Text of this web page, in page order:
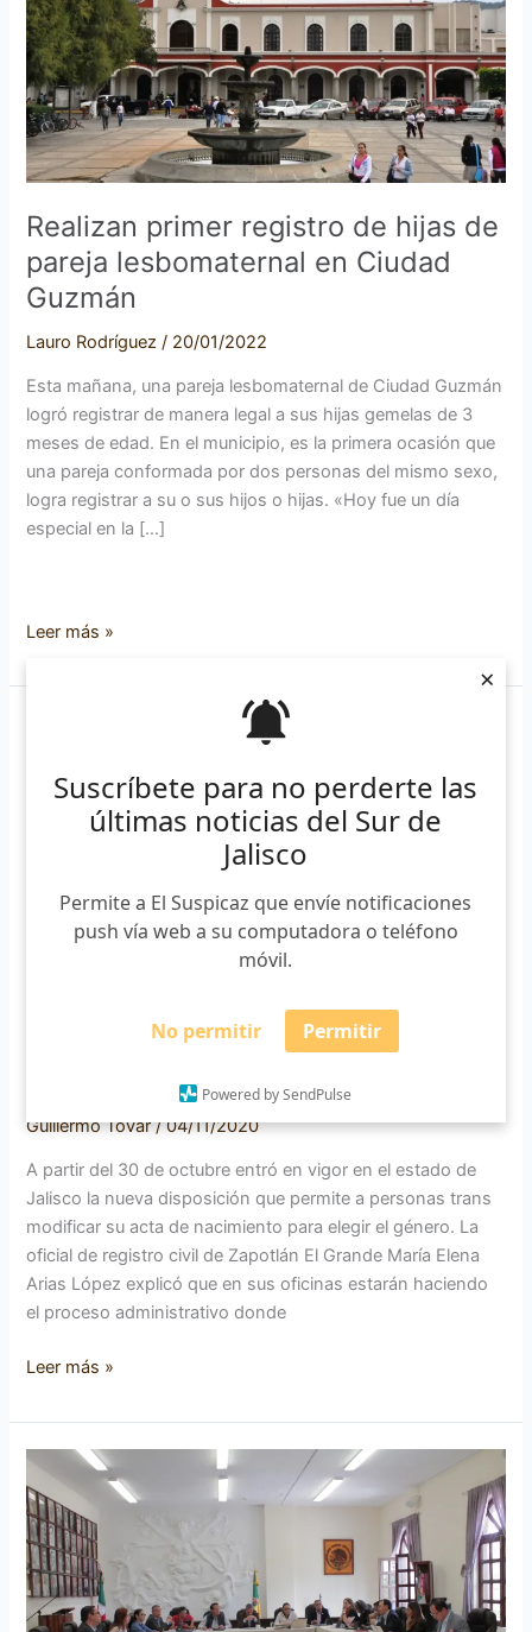
Suscríbete para no perderte las
últimas noticias del Sur de
Jalisco
Permite a El Suspicaz que envíe notificaciones
push vía web a su computadora o teléfono
móvil.
No permitir Permitir
Powered by SendPulse
×
Realizan primer registro de hijas de
pareja lesbomaternal en Ciudad
Guzmán
Lauro Rodríguez / 20/01/2022
Esta mañana, una pareja lesbomaternal de Ciudad Guzmán
logró registrar de manera legal a sus hijas gemelas de 3
meses de edad. En el municipio, es la primera ocasión que
una pareja conformada por dos personas del mismo sexo,
logra registrar a su o sus hijos o hijas. «Hoy fue un día
especial en la […]
de
hijas
de
pareja
lesbomaternal
en
Guzmán
Leer más »
Personas trans podrán cambiar su
género en su acta de nacimiento
en Ciudad Guzmán
Guillermo Tovar/04/11/2020
A partir del 30 de octubre entró en vigor en el estado de
Jalisco la nueva disposición que permite a personas trans
modificar su acta de nacimiento para elegir el género. La
oficial de registro civil de Zapotlán El Grande María Elena
Arias López explicó que en sus oficinas estarán haciendo
el proceso administrativo donde
podrán
Leer más »
Zapotlán
podría
tener
unidad
Registro
Civil